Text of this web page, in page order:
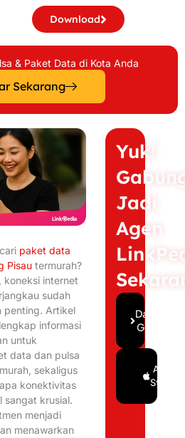
Download
& Paket Data di Kota Anda
Sekarang
paket data
Pisau termurah?
koneksi internet
sudah
penting. Artikel
informasi
untuk
data dan pulsa
sekaligus
konektivitas
sangat krusial.
menjadi
menawarkan
Yuk!
Jadi
Agen
Daftar
Gratis
Google
Play
App
Store